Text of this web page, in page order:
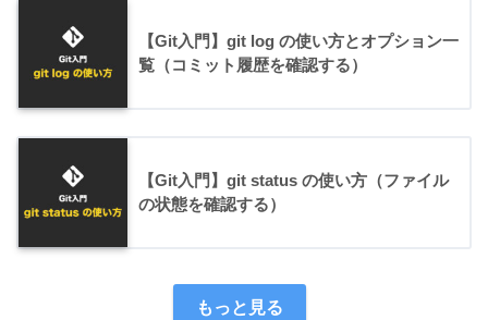
【Git入門】git log の使い方とオプション一
覧（コミット履歴を確認する）
【Git入門】git status の使い方（ファイル
の状態を確認する）
もっと見る